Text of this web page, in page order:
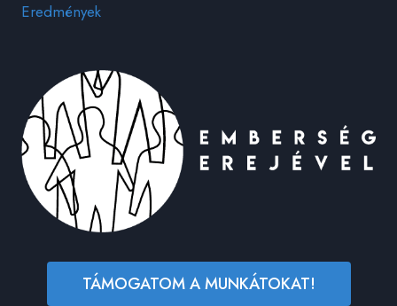
Eredmények
TÁMOGATOM A MUNKÁTOKAT!